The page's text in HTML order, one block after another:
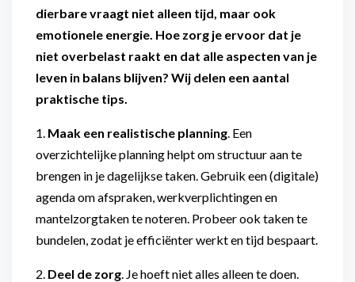
dierbare vraagt niet alleen tijd, maar ook
emotionele energie. Hoe zorg je ervoor dat je
niet overbelast raakt en dat alle aspecten van je
leven in balans blijven? Wij delen een aantal
praktische tips.
1. Maak een realistische planning. Een
overzichtelijke planning helpt om structuur aan te
brengen in je dagelijkse taken. Gebruik een (digitale)
agenda om afspraken, werkverplichtingen en
mantelzorgtaken te noteren. Probeer ook taken te
bundelen, zodat je efficiënter werkt en tijd bespaart.
2. Deel de zorg. Je hoeft niet alles alleen te doen.